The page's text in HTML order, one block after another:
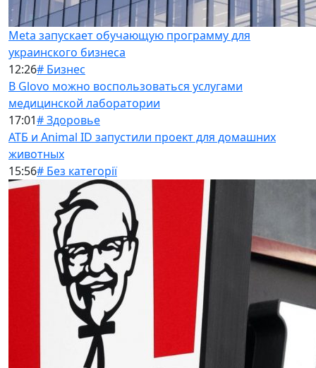
Meta запускает обучающую программу для
украинского бизнеса
12:26# Бизнес
В Glovo можно воспользоваться услугами
медицинской лаборатории
17:01# Здоровье
АТБ и Animal ID запустили проект для домашних
животных
15:56# Без категорії